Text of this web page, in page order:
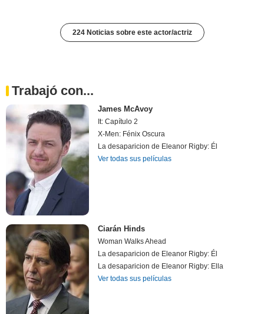
224 Noticias sobre este actor/actriz
Trabajó con...
James McAvoy
It: Capítulo 2
X-Men: Fénix Oscura
La desaparicion de Eleanor Rigby: Él
Ver todas sus películas
Ciarán Hinds
Woman Walks Ahead
La desaparicion de Eleanor Rigby: Él
La desaparicion de Eleanor Rigby: Ella
Ver todas sus películas